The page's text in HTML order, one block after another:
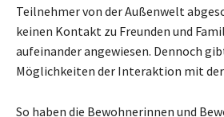
Teilnehmer von der Außenwelt
keinen Kontakt zu Freunden und
aufeinander angewiesen. Dennoch
Möglichkeiten der Interaktion mit
So haben die Bewohnerinnen und